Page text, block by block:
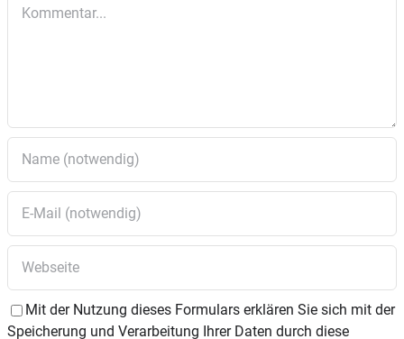
Brettern, die Shakespeare die Welt bedeuten,
Am kommenden Samstag gibt’s wieder ein
Special vor der Aufführung: Um 18.45 Uhr ist
Einführungsgespräche fürs Publikum – mit
Ute Mings und Regisseur Nik Mayr. Live und
kostenfrei.
Foto: Christian Flamm
Mit der Nutzung dieses Formulars erklären Sie sich mit der
Speicherung und Verarbeitung Ihrer Daten durch diese